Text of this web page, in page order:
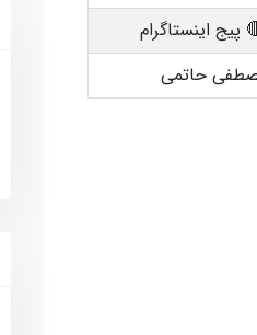
پیج اینستاگرام
حاتمی